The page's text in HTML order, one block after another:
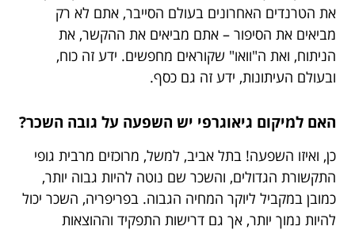
את הטרנדים האחרונים בעולם הסייבר, אתם לא רק
מביאים את הסיפור – אתם מביאים את ההקשר, את
הניתוח, ואת ה"וואו" שקוראים מחפשים. ידע זה כוח,
ובעולם העיתונות, ידע זה גם כסף.
האם למיקום גיאוגרפי יש השפעה על גובה השכר?
כן, ואיזו השפעה! בתל אביב, למשל, מרוכזים מרבית גופי
התקשורת הגדולים, והשכר שם נוטה להיות גבוה יותר,
כמובן במקביל ליוקר המחיה הגבוה. בפריפריה, השכר יכול
להיות נמוך יותר, אך גם דרישות התפקיד וההוצאות